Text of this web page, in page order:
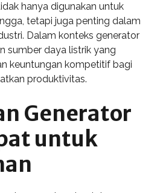
hanya digunakan untuk
tetapi juga penting dalam
Dalam konteks generator
sumber daya listrik yang
keuntungan kompetitif bagi
produktivitas.
Generator
untuk